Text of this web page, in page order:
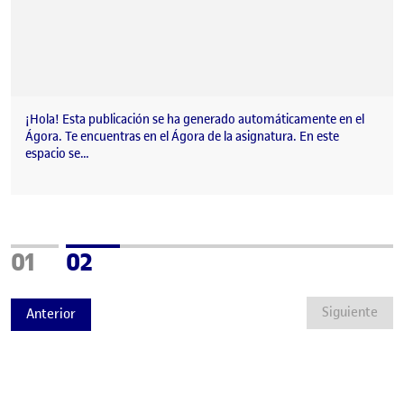
¡Hola! Esta publicación se ha generado automáticamente en el
Ágora. Te encuentras en el Ágora de la asignatura. En este
espacio se…
Anterior
Página
01 Página
02
Siguiente